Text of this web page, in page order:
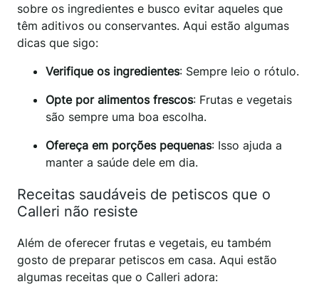
sobre os ingredientes e busco evitar aqueles que
têm aditivos ou conservantes. Aqui estão algumas
dicas que sigo:
Verifique os ingredientes: Sempre leio o rótulo.
Opte por alimentos frescos: Frutas e vegetais
são sempre uma boa escolha.
Ofereça em porções pequenas: Isso ajuda a
manter a saúde dele em dia.
Receitas saudáveis de petiscos que o
Calleri não resiste
Além de oferecer frutas e vegetais, eu também
gosto de preparar petiscos em casa. Aqui estão
algumas receitas que o Calleri adora: